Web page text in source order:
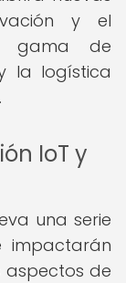
y el
gama de
la logística
IoT y
una serie
impactarán
aspectos de